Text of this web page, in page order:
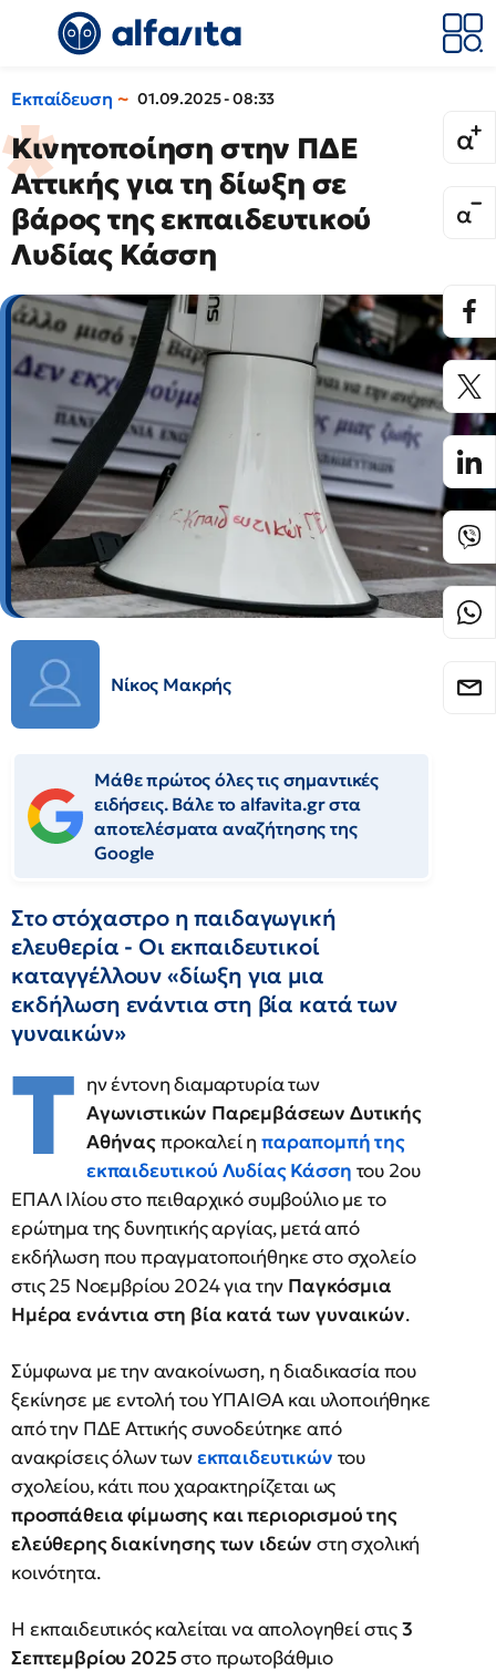
Εκπαίδευση 01.09.2025 - 08:33
Kινητοποίηση στην ΠΔΕ
Αττικής για τη δίωξη σε
βάρος της εκπαιδευτικού
Λυδίας Κάσση
Νίκος Μακρής
Μάθε πρώτος όλες τις σημαντικές
ειδήσεις. Βάλε το alfavita.gr στα
αποτελέσματα αναζήτησης της
Google
Στο στόχαστρο η παιδαγωγική
ελευθερία - Οι εκπαιδευτικοί
καταγγέλλουν «δίωξη για μια
εκδήλωση ενάντια στη βία κατά των
γυναικών»
Τ ην έντονη διαμαρτυρία των
Αγωνιστικών Παρεμβάσεων Δυτικής
Αθήναςπροκαλεί η παραπομπή της
εκπαιδευτικού Λυδίας Κάσση του 2ου
ΕΠΑΛ Ιλίου στο πειθαρχικό συμβούλιο με το
ερώτημα της δυνητικής αργίας, μετά από
εκδήλωση που πραγματοποιήθηκε στο σχολείο
στις 25 Νοεμβρίου 2024 για την Παγκόσμια
Ημέρα ενάντια στη βία κατά των γυναικών.
Σύμφωνα με την ανακοίνωση, η διαδικασία που
ξεκίνησε με εντολή του ΥΠΑΙΘΑ και υλοποιήθηκε
από την ΠΔΕ Αττικής συνοδεύτηκε από
ανακρίσεις όλων τωνεκπαιδευτικών του
σχολείου, κάτι που χαρακτηρίζεται ως
προσπάθεια φίμωσης και περιορισμού της
ελεύθερης διακίνησης των ιδεών στη σχολική
κοινότητα.
Η εκπαιδευτικός καλείται να απολογηθεί στις3
Σεπτεμβρίου 2025στο πρωτοβάθμιο